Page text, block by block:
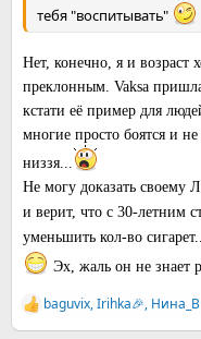
тебя "воспитывать"
Нет, конечно, я и возраст
преклонным. Vaksa
кстати её пример для
многие просто боятся и
низзя...
Не могу доказать своему
и верит, что с 30-летним
уменьшить кол-во
Эх, жаль он не знает
Р
е
baguvix,Irihka🎉, Нина_В